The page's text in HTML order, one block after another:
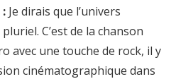
: Je dirais que l’univers
C’est de la chanson
avec une touche de rock, il y
cinématographique dans